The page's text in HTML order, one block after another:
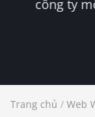
công ty
Trang chủ / Web